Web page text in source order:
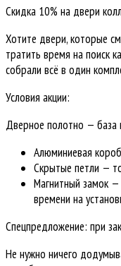
Скидка 10% на двери
Хотите двери, которые
тратить время на поиск
собрали всё в один
Условия акции:
Дверное полотно — база
Алюминиевая
Скрытые петли —
Магнитный замок —
времени на
Спецпредложение: при
Не нужно ничего